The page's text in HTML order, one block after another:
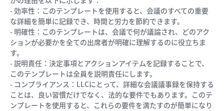
- 効率性：このテンプレートを使用すると、会議のすべての重要
な詳細を簡単に記録でき、時間と労力を節約できます。
- 明確性：このテンプレートは、会議で何が議論され、どのアク
ションが必要かを全ての出席者が明確に理解するのに役立ちま
す。
- 説明責任：決定事項とアクションアイテムを記録することで、
このテンプレートは全員を説明責任にします。
- コンプライアンス：LLCにとって、詳細な会議議事録を保持する
ことは、良い習慣だけでなく、法的な要件でもあります。このテ
ンプレートを使用すると、これらの要件を満たすのが簡単になり